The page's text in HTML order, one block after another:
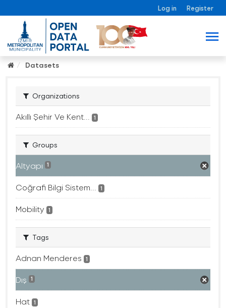
Log in Register
Datasets
Organizations
Akıllı Şehir Ve Kent... 1
Groups
Altyapı 1
Coğrafi Bilgi Sistem... 1
Mobility 1
Tags
Adnan Menderes 1
Dış 1
Hat 1